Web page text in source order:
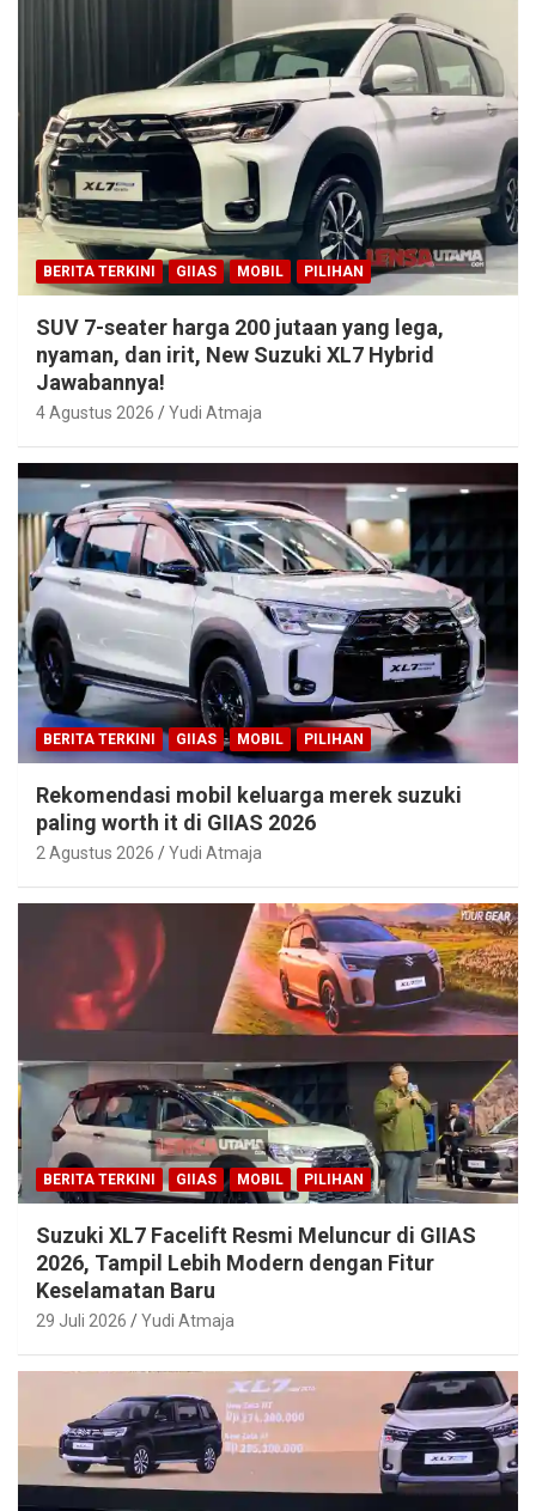
BERITA TERKINI GIIAS MOBIL PILIHAN
SUV 7-seater harga 200 jutaan yang lega,
nyaman, dan irit, New Suzuki XL7 Hybrid
Jawabannya!
4 Agustus 2026 Yudi Atmaja
BERITA TERKINI GIIAS MOBIL PILIHAN
Rekomendasi mobil keluarga merek suzuki
paling worth it di GIIAS 2026
2 Agustus 2026 Yudi Atmaja
BERITA TERKINI GIIAS MOBIL PILIHAN
Suzuki XL7 Facelift Resmi Meluncur di GIIAS
2026, Tampil Lebih Modern dengan Fitur
Keselamatan Baru
29 Juli 2026 Yudi Atmaja